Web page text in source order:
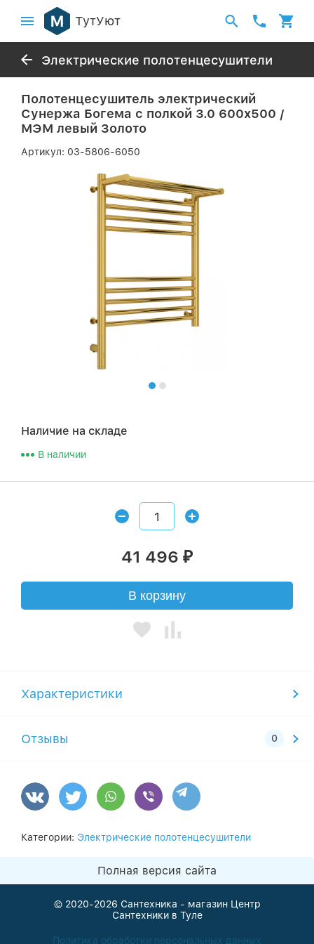
ТутУют
Электрические полотенцесушители
Полотенцесушитель электрический
Сунержа Богема с полкой 3.0 600х500 /
МЭМ левый Золото
Артикул: 03-5806-6050
Наличие на складе
В наличии
41 496 ₽
В корзину
Характеристики
Отзывы
Категории: Электрические полотенцесушители
Полная версия сайта
© 2020-2026 Сантехника - магазин Центр
Сантехники в Туле
Политика обработки персональных данных